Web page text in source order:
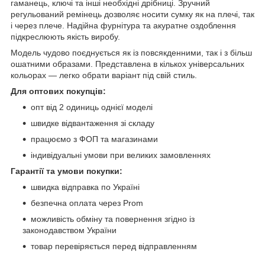
гаманець, ключі та інші необхідні дрібниці. Зручний
регульований ремінець дозволяє носити сумку як на плечі, так
і через плече. Надійна фурнітура та акуратне оздоблення
підкреслюють якість виробу.
Модель чудово поєднується як із повсякденними, так і з більш
ошатними образами. Представлена в кількох універсальних
кольорах — легко обрати варіант під свій стиль.
Для оптових покупців:
опт від 2 одиниць однієї моделі
швидке відвантаження зі складу
працюємо з ФОП та магазинами
індивідуальні умови при великих замовленнях
Гарантії та умови покупки:
швидка відправка по Україні
безпечна оплата через Prom
можливість обміну та повернення згідно із
законодавством України
товар перевіряється перед відправленням